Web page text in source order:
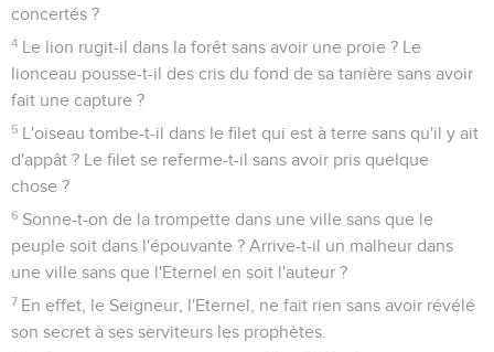
concertés ?
4 Le lion rugit-il dans la forêt sans avoir une proie ? Le
lionceau pousse-t-il des cris du fond de sa tanière sans avoir
fait une capture ?
5 L'oiseau tombe-t-il dans le filet qui est à terre sans qu'il y ait
d'appât ? Le filet se referme-t-il sans avoir pris quelque
chose ?
6 Sonne-t-on de la trompette dans une ville sans que le
peuple soit dans l'épouvante ? Arrive-t-il un malheur dans
une ville sans que l'Eternel en soit l'auteur ?
7 En effet, le Seigneur, l'Eternel, ne fait rien sans avoir révélé
son secret à ses serviteurs les prophètes.